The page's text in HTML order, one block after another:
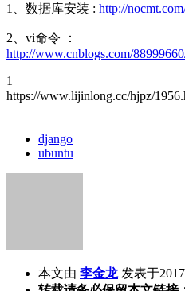
1、数据库安装 : http://
2、vi命令 ：
http://www.cnblogs.com/
1
https://www.lijinlong.cc/hjpz/
django
ubuntu
本文由 李金龙 发表于